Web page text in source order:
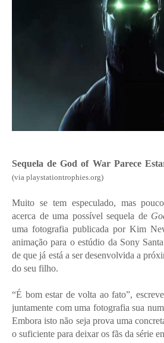
Sequela de God of War Parece
(via playstationtrophies.org)
Muito se tem especulado, mas
acerca de uma possível sequela de
uma fotografia publicada por Kim
animação para o estúdio da Sony
de que já está a ser desenvolvida a
do seu filho.
“É bom estar de volta ao fato”,
juntamente com uma fotografia sua
Embora isto não seja prova uma
o suficiente para deixar os fãs da série